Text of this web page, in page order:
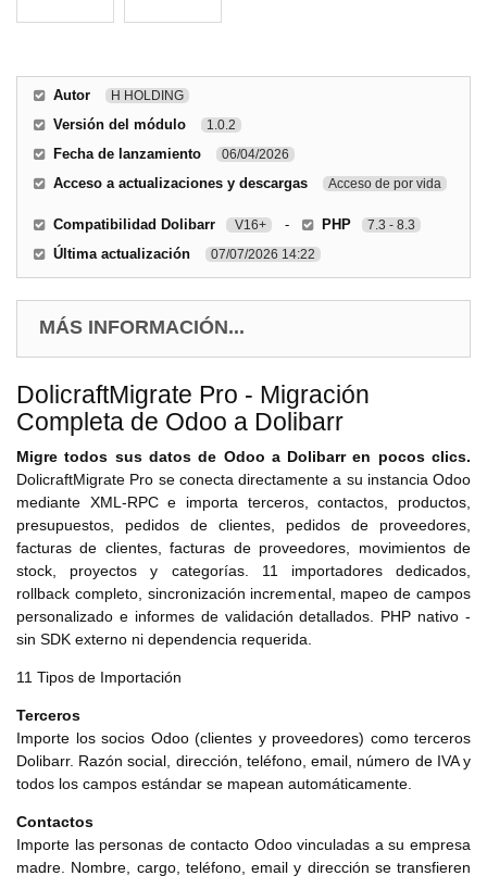
Autor H HOLDING
Versión del módulo 1.0.2
Fecha de lanzamiento 06/04/2026
Acceso a actualizaciones y descargas Acceso de por vida
Compatibilidad Dolibarr V16+ - PHP 7.3 - 8.3
Última actualización 07/07/2026 14:22
MÁS INFORMACIÓN...
DolicraftMigrate Pro - Migración
Completa de Odoo a Dolibarr
Migre todos sus datos de Odoo a Dolibarr en pocos clics.
DolicraftMigrate Pro se conecta directamente a su instancia Odoo
mediante XML-RPC e importa terceros, contactos, productos,
presupuestos, pedidos de clientes, pedidos de proveedores,
facturas de clientes, facturas de proveedores, movimientos de
stock, proyectos y categorías. 11 importadores dedicados,
rollback completo, sincronización incremental, mapeo de campos
personalizado e informes de validación detallados. PHP nativo -
sin SDK externo ni dependencia requerida.
11 Tipos de Importación
Terceros
Importe los socios Odoo (clientes y proveedores) como terceros
Dolibarr. Razón social, dirección, teléfono, email, número de IVA y
todos los campos estándar se mapean automáticamente.
Contactos
Importe las personas de contacto Odoo vinculadas a su empresa
madre. Nombre, cargo, teléfono, email y dirección se transfieren